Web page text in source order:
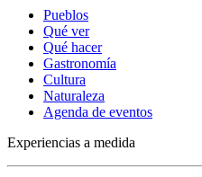
Pueblos
Qué ver
Qué hacer
Gastronomía
Cultura
Naturaleza
Agenda de eventos
Experiencias a medida